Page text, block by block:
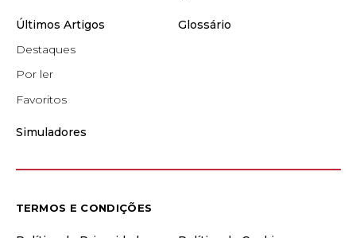
Últimos Artigos
Destaques
Por ler
Favoritos
Glossário
Simuladores
TERMOS E CONDIÇÕES